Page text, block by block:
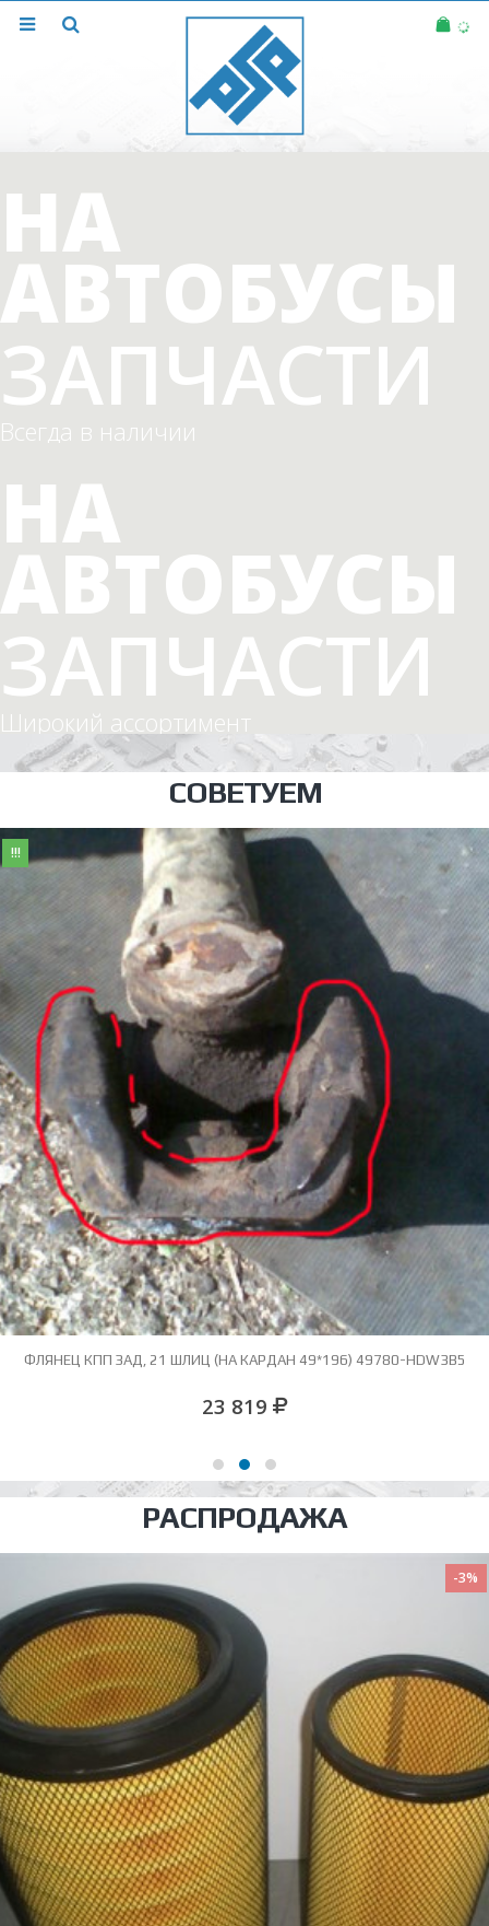
НА
АВТОБУСЫ
ЗАПЧАСТИ
Всегда в наличии
НА
АВТОБУСЫ
ЗАПЧАСТИ
Широкий ассортимент
СОВЕТУЕМ
!!!
ФЛЯНЕЦ КПП ЗАД, 21 ШЛИЦ (НА КАРДАН 49*196) 49780-HDW3B5
23 819
РАСПРОДАЖА
-3%